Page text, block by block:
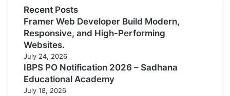
Recent Posts
Framer Web Developer Build Modern,
Responsive, and High-Performing
Websites.
July 24, 2026
IBPS PO Notification 2026 – Sadhana
Educational Academy
July 18, 2026